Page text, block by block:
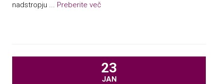
nadstropju ... Preberite več
23
JAN